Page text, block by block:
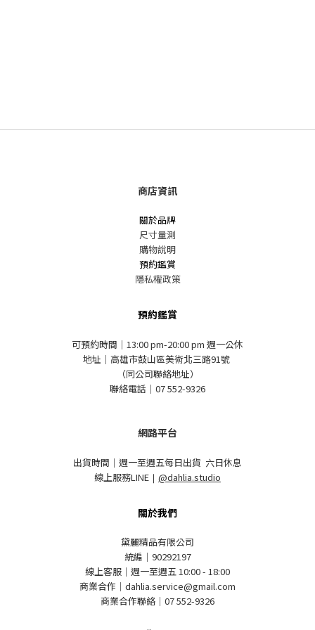
商店資訊
關於品牌
尺寸量測
購物說明
預約鑑賞
隱私權政策
預約鑑賞
可預約時間｜13:00 pm-20:00 pm 週一公休
地址｜高雄市鼓山區美術北三路91號
（同公司聯絡地址）
聯絡電話｜07 552-9326
網路平台
出貨時間｜週一至週五每日出貨 六日休息
線上服務LINE ｜ @dahlia.studio
關於我們
黛麗精品有限公司
統編｜90292197
線上客服｜週一至週五 10:00 - 18:00
商業合作｜dahlia.service@gmail.com
商業合作聯絡｜07 552-9326